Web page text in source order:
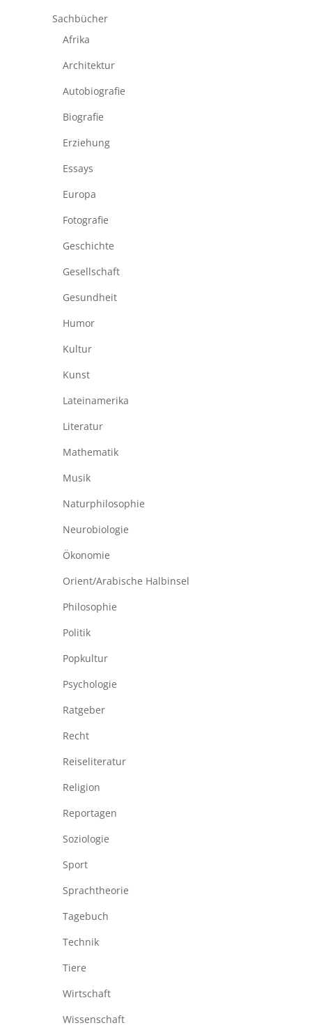
Sachbücher
Afrika
Architektur
Autobiografie
Biografie
Erziehung
Essays
Europa
Fotografie
Geschichte
Gesellschaft
Gesundheit
Humor
Kultur
Kunst
Lateinamerika
Literatur
Mathematik
Musik
Naturphilosophie
Neurobiologie
Ökonomie
Orient/Arabische Halbinsel
Philosophie
Politik
Popkultur
Psychologie
Ratgeber
Recht
Reiseliteratur
Religion
Reportagen
Soziologie
Sport
Sprachtheorie
Tagebuch
Technik
Tiere
Wirtschaft
Wissenschaft